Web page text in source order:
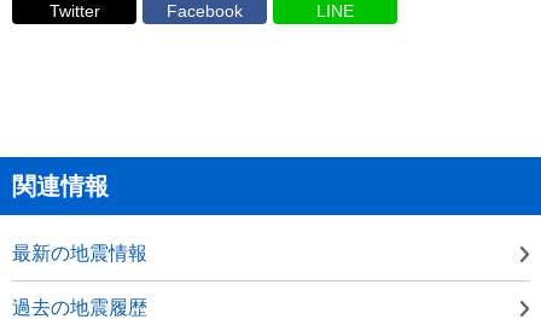
Twitter Facebook LINE
関連情報
最新の地震情報
過去の地震履歴